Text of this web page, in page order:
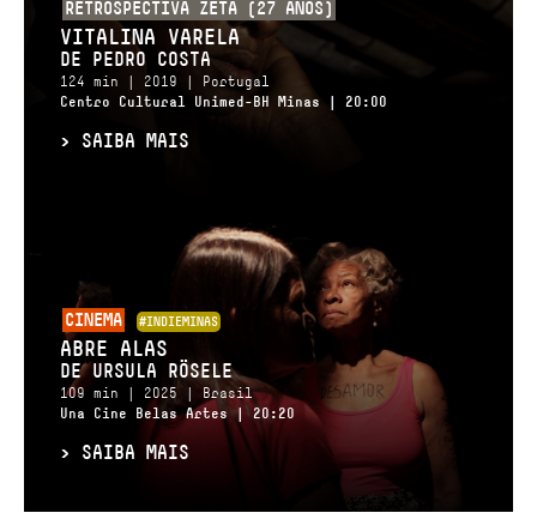
RETROSPECTIVA ZETA (27 ANOS)
VITALINA VARELA
DE PEDRO COSTA
124 min | 2019 | Portugal
Centro Cultural Unimed-BH Minas | 20:00
> SAIBA MAIS
CINEMA #INDIEMINAS
ABRE ALAS
DE URSULA RÖSELE
109 min | 2025 | Brasil
Una Cine Belas Artes | 20:20
> SAIBA MAIS